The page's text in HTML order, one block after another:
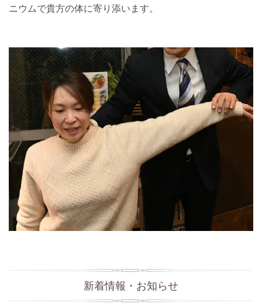
ニウムで貴方の体に寄り添います。
新着情報・お知らせ